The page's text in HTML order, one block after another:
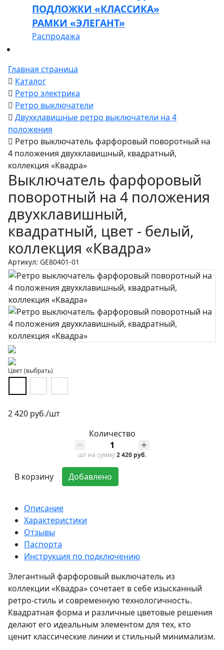
ПОДЛОЖКИ «КЛАССИКА»
РАМКИ «ЭЛЕГАНТ»
Распродажа
Главная страница
Каталог
Ретро электрика
Ретро выключатели
Двухклавишные ретро выключатели на 4
положения
Ретро выключатель фарфоровый поворотный на
4 положения двухклавишный, квадратный,
коллекция «Квадра»
Выключатель фарфоровый
поворотный на 4 положения
двухклавишный,
квадратный, цвет - белый,
коллекция «Квадра»
Артикул: GE80401-01
Цвет (выбрать)
2 420 руб./шт
Количество
шт на сумму2 420 руб.
В корзину Добавлено
Описание
Характеристики
Отзывы
Паспорта
Инструкция по подключению
Элегантный фарфоровый выключатель из
коллекции «Квадра» сочетает в себе изысканный
ретро-стиль и современную технологичность.
Квадратная форма и различные цветовые решения
делают его идеальным элементом для тех, кто
ценит классические линии и стильный минимализм.